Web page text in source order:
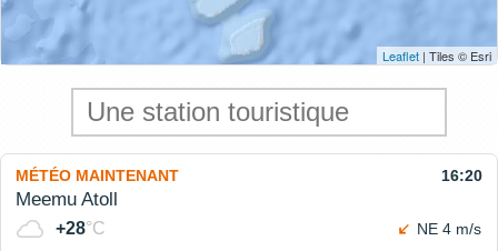
Leaflet | Tiles © Esri
MÉTÉO MAINTENANT 16:20
Meemu Atoll
+28°C
NE 4 m/s